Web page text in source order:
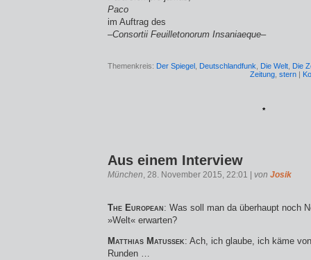
Paco
im Auftrag des
–Consortii Feuilletonorum Insaniaeque–
Themenkreis: Der Spiegel Deutschlandfunk Die Welt Die
Zeitung stern |
*
Aus einem Interview
München, 28. November 2015, 22:01 | von Josik
The European: Was soll man da überhaupt noch
»Welt« erwarten?
Matthias Matussek: Ach, ich glaube, ich käme
Runden …